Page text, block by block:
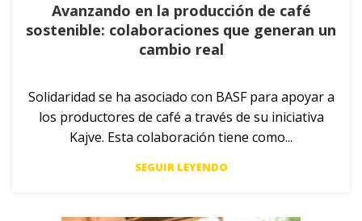
Avanzando en la producción de café
sostenible: colaboraciones que generan un
cambio real
Solidaridad se ha asociado con BASF para apoyar a
los productores de café a través de su iniciativa
Kajve. Esta colaboración tiene como...
SEGUIR LEYENDO